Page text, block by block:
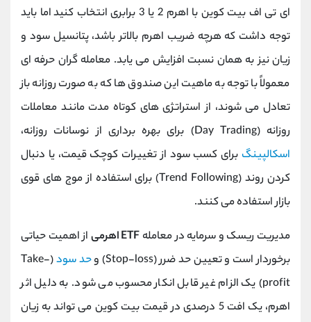
ای ‌تی ‌اف بیت‌ کوین با اهرم 2 یا 3 برابری انتخاب کنید اما باید
توجه داشت که هرچه ضریب اهرم بالاتر باشد، پتانسیل سود و
زیان نیز به همان نسبت افزایش می ‌یابد. معامله‌ گران حرفه ‌ای
معمولاً با توجه به ماهیت این صندوق ‌ها که به ‌صورت روزانه باز
تعادل می ‌شوند، از استراتژی ‌های کوتاه ‌مدت مانند معاملات
روزانه (Day Trading) برای بهره ‌برداری از نوسانات روزانه،
اسکالپینگ برای کسب سود از تغییرات کوچک قیمت، یا دنبال‌
کردن روند (Trend Following) برای استفاده از موج‌ های قوی
بازار استفاده می‌ کنند.
مدیریت ریسک و سرمایه در معامله ETF اهرمی
از اهمیت حیاتی
برخوردار است و تعیین حد ضرر (Stop-loss) و
حد سود (Take-
profit) یک الزام غیر قابل ‌انکار محسوب می‌ شود. به دلیل اثر
اهرم، یک افت 5 درصدی در قیمت بیت ‌کوین می‌ تواند به زیان